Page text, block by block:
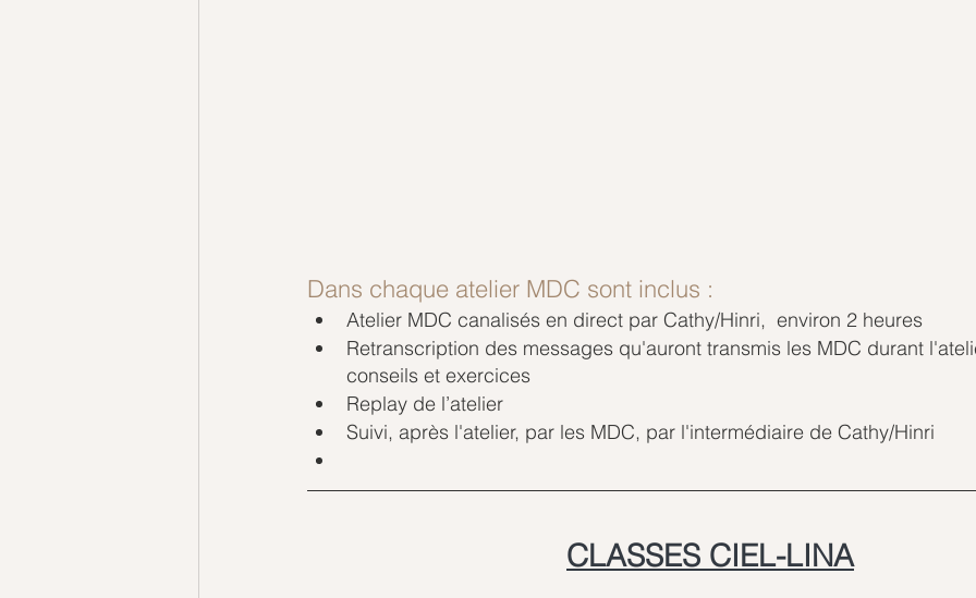
Dans chaque atelier MDC sont inclus :
Atelier MDC canalisés en direct par Cathy/Hinri,  environ 2 heures
Retranscription des messages qu'auront transmis les MDC durant
conseils et exercices
Replay de l’atelier
Suivi, après l'atelier, par les MDC, par l'intermédiaire de Cathy/Hinri
CLASSES CIEL-LINA